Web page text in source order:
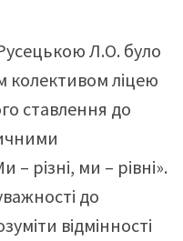
Л.О. було
колективом ліцею
ставлення до
різні, ми – рівні».
до
відмінності